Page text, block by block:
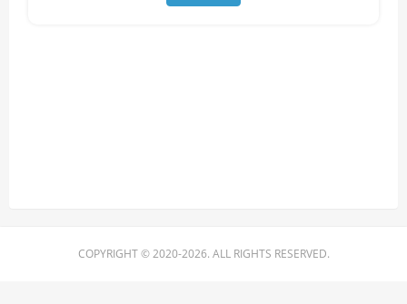
COPYRIGHT © 2020-2026. ALL RIGHTS RESERVED.